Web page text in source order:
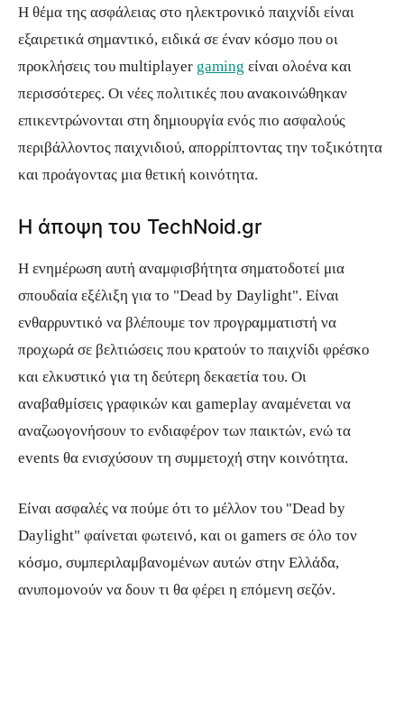
Η θέμα της ασφάλειας στο ηλεκτρονικό παιχνίδι είναι
εξαιρετικά σημαντικό, ειδικά σε έναν κόσμο που οι
προκλήσεις του multiplayer gaming είναι ολοένα και
περισσότερες. Οι νέες πολιτικές που ανακοινώθηκαν
επικεντρώνονται στη δημιουργία ενός πιο ασφαλούς
περιβάλλοντος παιχνιδιού, απορρίπτοντας την τοξικότητα
και προάγοντας μια θετική κοινότητα.
Η άποψη του TechNoid.gr
Η ενημέρωση αυτή αναμφισβήτητα σηματοδοτεί μια
σπουδαία εξέλιξη για το "Dead by Daylight". Είναι
ενθαρρυντικό να βλέπουμε τον προγραμματιστή να
προχωρά σε βελτιώσεις που κρατούν το παιχνίδι φρέσκο
και ελκυστικό για τη δεύτερη δεκαετία του. Οι
αναβαθμίσεις γραφικών και gameplay αναμένεται να
αναζωογονήσουν το ενδιαφέρον των παικτών, ενώ τα
events θα ενισχύσουν τη συμμετοχή στην κοινότητα.
Είναι ασφαλές να πούμε ότι το μέλλον του "Dead by
Daylight" φαίνεται φωτεινό, και οι gamers σε όλο τον
κόσμο, συμπεριλαμβανομένων αυτών στην Ελλάδα,
ανυπομονούν να δουν τι θα φέρει η επόμενη σεζόν.